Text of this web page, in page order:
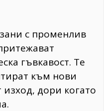
с променлив
гъвкавост. Те
към нови
дори когато